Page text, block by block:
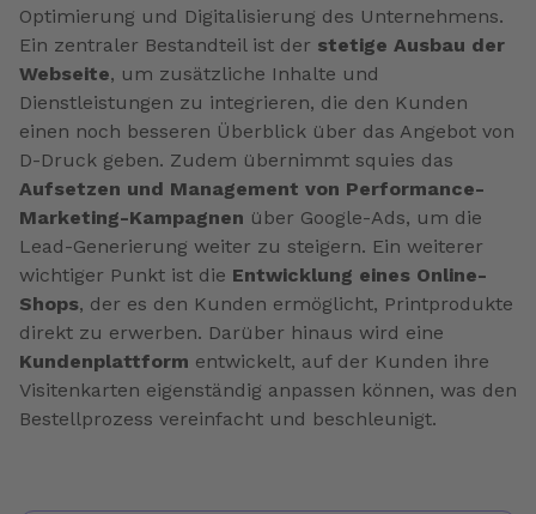
Optimierung und Digitalisierung des Unternehmens.
Ein zentraler Bestandteil ist der stetige Ausbau der
Webseite, um zusätzliche Inhalte und
Dienstleistungen zu integrieren, die den Kunden
einen noch besseren Überblick über das Angebot von
D-Druck geben. Zudem übernimmt squies das
Aufsetzen und Management von Performance-
Marketing-Kampagnen über Google-Ads, um die
Lead-Generierung weiter zu steigern. Ein weiterer
wichtiger Punkt ist die Entwicklung eines Online-
Shops, der es den Kunden ermöglicht, Printprodukte
direkt zu erwerben. Darüber hinaus wird eine
Kundenplattform entwickelt, auf der Kunden ihre
Visitenkarten eigenständig anpassen können, was den
Bestellprozess vereinfacht und beschleunigt.